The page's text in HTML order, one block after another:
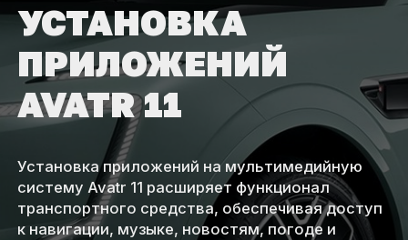
УСТАНОВКА
ПРИЛОЖЕНИЙ
AVATR 11
Установка приложений на мультимедийную
систему Avatr 11 расширяет функционал
транспортного средства, обеспечивая доступ
к навигации, музыке, новостям, погоде и